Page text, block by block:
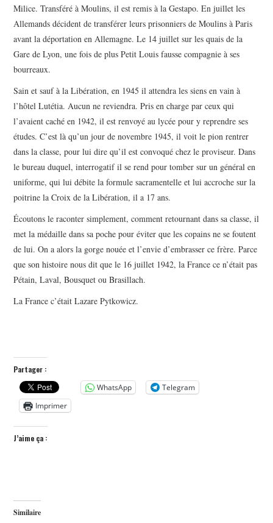
Milice. Transféré à Moulins, il est remis à la Gestapo. En juillet les
Allemands décident de transférer leurs prisonniers de Moulins à Paris
avant la déportation en Allemagne. Le 14 juillet sur les quais de la
Gare de Lyon, une fois de plus Petit Louis fausse compagnie à ses
bourreaux.
Sain et sauf à la Libération, en 1945 il attendra les siens en vain à
l’hôtel Lutétia. Aucun ne reviendra. Pris en charge par ceux qui
l’avaient caché en 1942, il est renvoyé au lycée pour y reprendre ses
études. C’est là qu’un jour de novembre 1945, il voit le pion rentrer
dans la classe, pour lui dire qu’il est convoqué chez le proviseur. Dans
le bureau duquel, interrogatif il se rend pour tomber sur un général en
uniforme, qui lui débite la formule sacramentelle et lui accroche sur la
poitrine la Croix de la Libération, il a 17 ans.
Écoutons le raconter simplement, comment retournant dans sa classe, il
met la médaille dans sa poche pour éviter que les copains ne se foutent
de lui. On a alors la gorge nouée et l’envie d’embrasser ce frère. Parce
que son histoire nous dit que le 16 juillet 1942, la France ce n’était pas
Pétain, Laval, Bousquet ou Brasillach.
La France c’était Lazare Pytkowicz.
Partager :
WhatsApp
Telegram
Imprimer
J’aime ça :
Similaire